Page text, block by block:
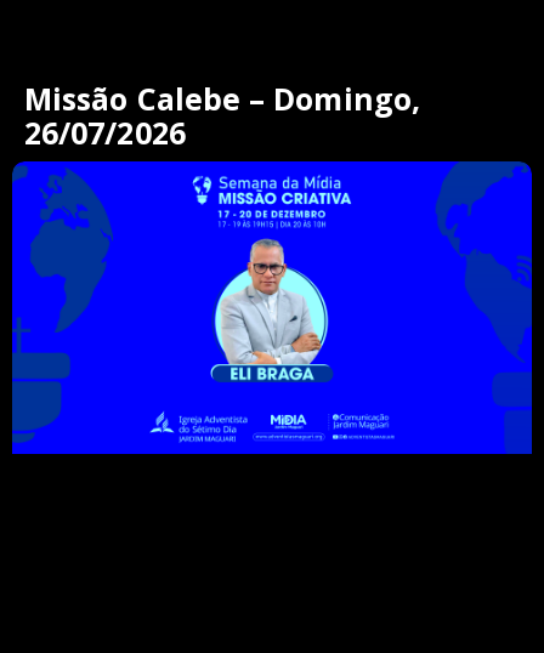
Missão Calebe – Domingo,
26/07/2026